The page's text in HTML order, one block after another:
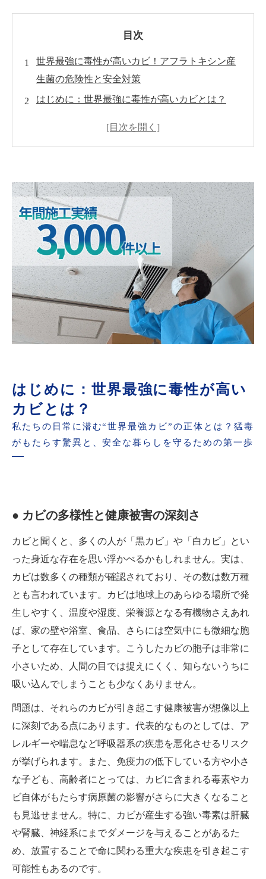
目次
世界最強に毒性が高いカビ！アフラトキシン産
生菌の危険性と安全対策
はじめに：世界最強に毒性が高いカビとは？
放置するリスクと被害拡大のメカニズム
MIST工法®カビバスターズ本部によるカビ対策
カビを遠ざける予防と再発防止のポイント
まとめ
はじめに：世界最強に毒性が高い
カビとは？
私たちの日常に潜む“世界最強カビ”の正体とは？猛毒
がもたらす驚異と、安全な暮らしを守るための第一歩
● カビの多様性と健康被害の深刻さ
カビと聞くと、多くの人が「黒カビ」や「白カビ」とい
った身近な存在を思い浮かべるかもしれません。実は、
カビは数多くの種類が確認されており、その数は数万種
とも言われています。カビは地球上のあらゆる場所で発
生しやすく、温度や湿度、栄養源となる有機物さえあれ
ば、家の壁や浴室、食品、さらには空気中にも微細な胞
子として存在しています。こうしたカビの胞子は非常に
小さいため、人間の目では捉えにくく、知らないうちに
吸い込んでしまうことも少なくありません。
問題は、それらのカビが引き起こす健康被害が想像以上
に深刻である点にあります。代表的なものとしては、ア
レルギーや喘息など呼吸器系の疾患を悪化させるリスク
が挙げられます。また、免疫力の低下している方や小さ
な子ども、高齢者にとっては、カビに含まれる毒素やカ
ビ自体がもたらす病原菌の影響がさらに大きくなること
も見逃せません。特に、カビが産生する強い毒素は肝臓
や腎臓、神経系にまでダメージを与えることがあるた
め、放置することで命に関わる重大な疾患を引き起こす
可能性もあるのです。